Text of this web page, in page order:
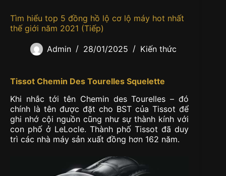
Tìm hiểu top 5 đồng hồ lộ cơ lộ máy hot nhất
thế giới năm 2021 (Tiếp)
Admin 28/01/2025 Kiến thức
Tissot Chemin Des Tourelles Squelette
Khi nhắc tới tên Chemin des Tourelles – đó
chính là tên được đặt cho BST của Tissot để
ghi nhớ cội nguồn cũng như sự thành kính với
con phố ở LeLocle. Thành phố Tissot đã duy
trì các nhà máy sản xuất đồng hơn 162 năm.